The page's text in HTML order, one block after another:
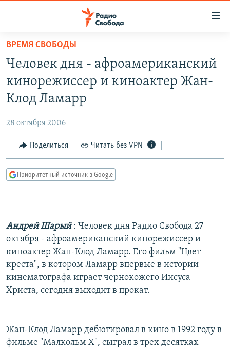
упрощенного
доступа
основному
Вернутся
Вернутся
АВТОРСКИЕ ПРОЕКТЫ
МНЕНИЯ
КУЛЬТУРА
КАВКАЗ.РЕАЛИИ
СИБИРЬ.РЕАЛИИ
РАСПИСАНИЕ ВЕЩАНИЯ
ПОДПИШИТЕСЬ НА РАССЫЛКУ
СОЦИАЛЬНЫЕ СЕТИ
ВРЕМЯ СВОБОДЫ
Человек дня - афроамериканский
кинорежиссер и киноактер Жан-
Клод Ламарр
28 октября 2006
Поделиться Читать без VPN
Приоритетный источник в Google
Андрей Шарый: Человек дня Радио Свобода 27
октября - афроамериканский кинорежиссер и
киноактер Жан-Клод Ламарр. Его фильм "Цвет
креста", в котором Ламарр впервые в истории
кинематографа играет чернокожего Иисуса
Христа, сегодня выходит в прокат.
Жан-Клод Ламарр дебютировал в кино в 1992 году в
фильме "Малкольм Х", сыграл в трех десятках